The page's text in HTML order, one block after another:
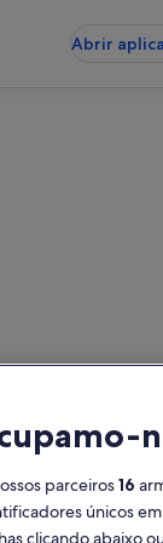
Abrir
para
Datas
parceiros16
únicos
clicando abaixo